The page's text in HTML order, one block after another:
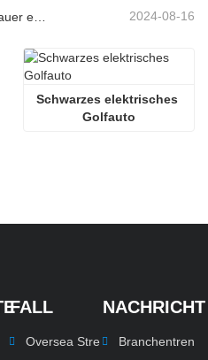
2024-08-16
Schwarzes elektrisches
Golfauto
FALL
Oversea Stre
NACHRICHT
Branchentren